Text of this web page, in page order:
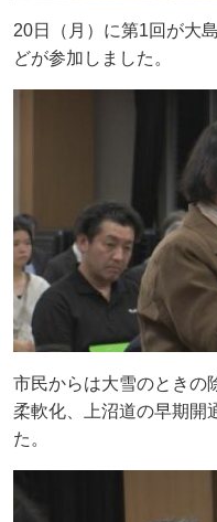
20日（月）に第1回が大
どが参加しました。
市民からは大雪のときの
柔軟化、上沼道の早期開
た。